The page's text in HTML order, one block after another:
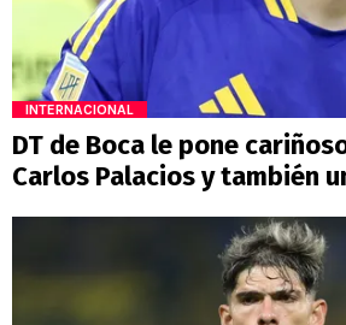
INTERNACIONAL
DT de Boca le pone
Carlos Palacios y también